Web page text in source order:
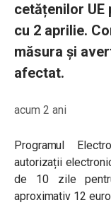
cetățenilor UE
cu 2 aprilie.
măsura și
afectat.
acum 2 ani
Programul
autorizații
de 10 zile
aproximativ 12